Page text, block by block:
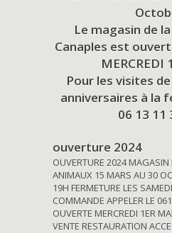
Le magasin de
Canaples est
MERCREDI
Pour les visites
anniversaires à la
06 13 11
ouverture 2024
OUVERTURE 2024
ANIMAUX 15 MARS AU 30
19H FERMETURE LES
COMMANDE APPELER LE
OUVERTE MERCREDI 1ER
VENTE RESTAURATION